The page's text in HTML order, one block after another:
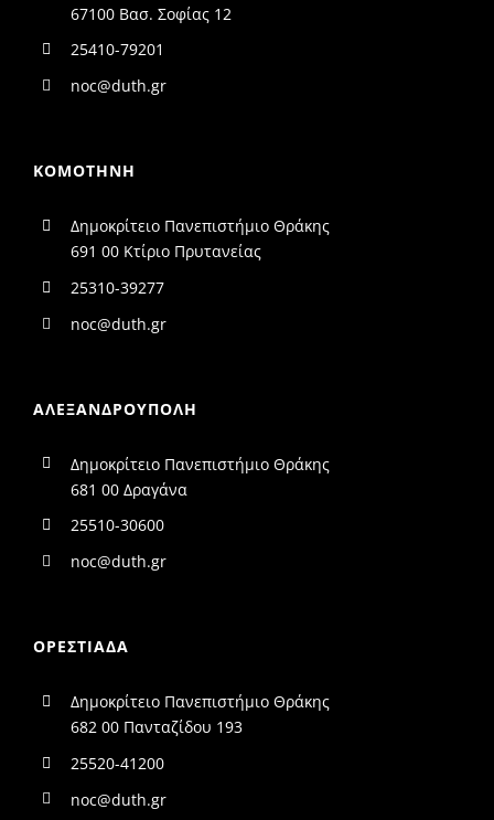
67100 Βασ. Σοφίας 12
25410-79201
noc@duth.gr
ΚΟΜΟΤΗΝΗ
Δημοκρίτειο Πανεπιστήμιο Θράκης
691 00 Κτίριο Πρυτανείας
25310-39277
noc@duth.gr
ΑΛΕΞΑΝΔΡΟΥΠΟΛΗ
Δημοκρίτειο Πανεπιστήμιο Θράκης
681 00 Δραγάνα
25510-30600
noc@duth.gr
ΟΡΕΣΤΙΑΔΑ
Δημοκρίτειο Πανεπιστήμιο Θράκης
682 00 Πανταζίδου 193
25520-41200
noc@duth.gr